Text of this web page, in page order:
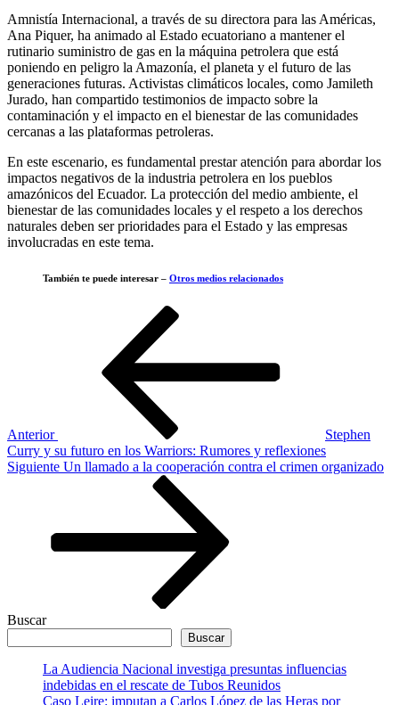
Amnistía Internacional, a través de su directora para las Américas,
Ana Piquer, ha animado al Estado ecuatoriano a mantener el
rutinario suministro de gas en la máquina petrolera que está
poniendo en peligro la Amazonía, el planeta y el futuro de las
generaciones futuras. Activistas climáticos locales, como Jamileth
Jurado, han compartido testimonios de impacto sobre la
contaminación y el impacto en el bienestar de las comunidades
cercanas a las plataformas petroleras.
En este escenario, es fundamental prestar atención para abordar los
impactos negativos de la industria petrolera en los pueblos
amazónicos del Ecuador. La protección del medio ambiente, el
bienestar de las comunidades locales y el respeto a los derechos
naturales deben ser prioridades para el Estado y las empresas
involucradas en este tema.
También te puede interesar – Otros medios relacionados
Anterior
Stephen
Curry y su futuro en los Warriors: Rumores y reflexiones
Siguiente
Siguiente Un llamado a la cooperación contra el crimen organizado
Buscar
Buscar
La Audiencia Nacional investiga presuntas influencias
indebidas en el rescate de Tubos Reunidos
Caso Leire: imputan a Carlos López de las Heras por